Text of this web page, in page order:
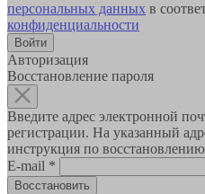
персональных данных в
конфиденциальности
Авторизация
Восстановление пароля
Введите адрес электронной
регистрации. На указанный
инструкция по
E-mail *